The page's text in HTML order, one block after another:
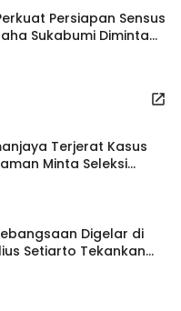
Persiapan Sensus
Sukabumi Diminta
Terjerat Kasus
Minta Seleksi
Digelar di
Setiarto Tekankan